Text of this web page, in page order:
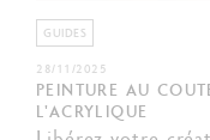
GUIDES
28/11/2025
PEINTURE AU
L'ACRYLIQUE